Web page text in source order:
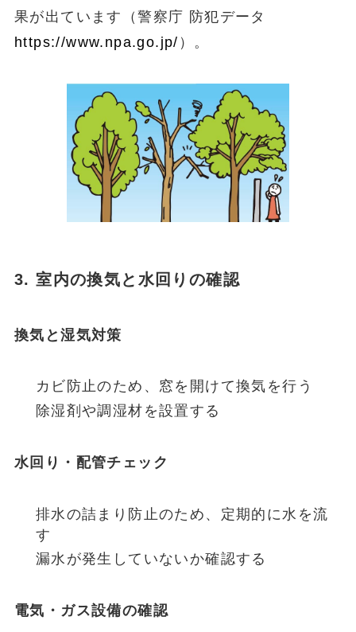
果が出ています（警察庁 防犯データ
https://www.npa.go.jp/ ）。
3. 室内の換気と水回りの確認
換気と湿気対策
カビ防止のため、窓を開けて換気を行う
除湿剤や調湿材を設置する
水回り・配管チェック
排水の詰まり防止のため、定期的に水を流
す
漏水が発生していないか確認する
電気・ガス設備の確認